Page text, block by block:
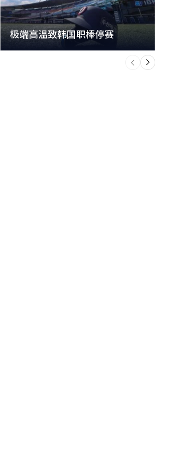
极端高温致韩国职棒停赛
下
一
个